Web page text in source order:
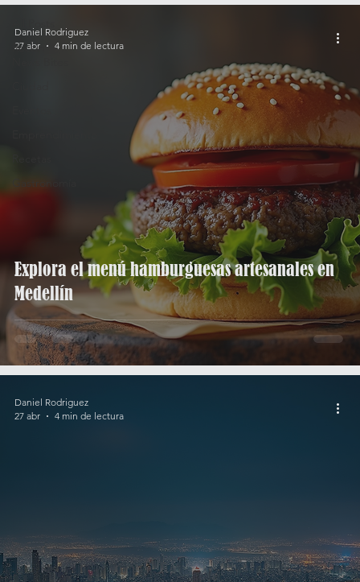
Rockin'
Explora el menú hamburguesas artesanales en
Medellín
Daniel Rodriguez
27 abr
4 min de lectura
Daniel Rodriguez
27 abr
4 min de lectura